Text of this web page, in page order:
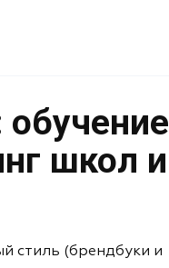
обучение
школ и
стиль (брендбуки и